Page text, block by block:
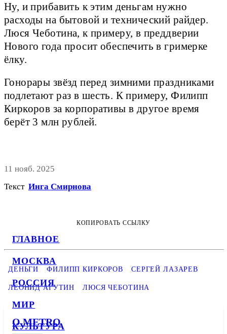
ГЛАВНОЕ
МОСКВА
РОССИЯ
МИР
КУЛЬТУРА
Ну, и прибавить к этим деньгам нужно
расходы на бытовой и технический райдер.
Люся Чеботина, к примеру, в преддверии
Нового года просит обеспечить в гримерке
ёлку.
Гонорары звёзд перед зимними праздниками
подлетают раз в шесть. К примеру, Филипп
Киркоров за корпоративы в другое время
берёт 3 млн рублей.
11 нояб. 2025
Текст Инга Смирнова
КОПИРОВАТЬ ССЫЛКУ
ДЕНЬГИ ФИЛИПП КИРКОРОВ СЕРГЕЙ ЛАЗАРЕВ
ЛЕОНИД АГУТИН ЛЮСЯ ЧЕБОТИНА
О METRO